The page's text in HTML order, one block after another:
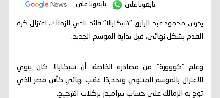
تابعونا على تابعونا على
يدرس محمود عبد الرازق "شيكابالا" قائد نادي الزمالك، اعتزال كرة
القدم بشكل نهائي، قبل بداية الموسم الجديد.
وعلم "كووورة" من مصادره الخاصة، أن شيكابالا كان ينوي
الاعتزال بالموسم المنتهي وتحديدًا عقب نهائي كأس مصر الذي
توج به الزمالك على حساب بيراميدز بركلات الترجيح.